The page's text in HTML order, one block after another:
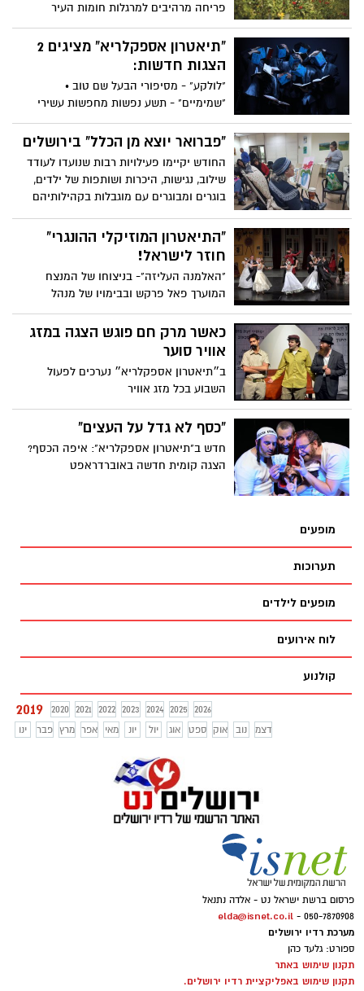
פריחה מרהיבים למרגלות חומות העיר
העתיקה ‏בעמק המלך שליד עיר דוד- ללא
עלות
"תיאטרון אספקלריא" מציגים 2
הצגות חדשות:
"לולקע" - מסיפורי הבעל שם טוב •
"שמימיים" - תשע נפשות מחפשות עשירי
למניין
"פברואר יוצא מן הכלל" בירושלים
החודש יקיימו פעילויות רבות שנועדו לעודד
שילוב, נגישות, היכרות ושותפות של ילדים,
בוגרים ומבוגרים עם מוגבלות בקהילותיהם
"התיאטרון המוזיקלי ההונגרי"
חוזר לישראל!
"האלמנה העליזה"- בניצוחו של המנצח
המוערך פאל פרקש ובבימויו של מנהל
התיאטרון המוזיקלי ההונגרי בוז'ו ג'וזף (Bozsó
József)/ בליווי התזמורת הסימפונית חיפה
כאשר מרק חם פוגש הצגה במזג
אוויר סוער
ב״תיאטרון אספקלריא״ נערכים לפעול
השבוע בכל מזג אוויר
"כסף לא גדל על העצים"
חדש ב"תיאטרון אספקלריא": איפה הכסף?
הצגה קומית חדשה באוברדראפט
מופעים
תערוכות
מופעים לילדים
לוח אירועים
קולנוע
2019 2020 2021 2022 2023 2024 2025
2026
ינו
פבר מרץ אפר מאי יונ יול אוג ספט אוק נוב דצמ
פרסום ברשת ישראל נט - אלדה נתנאל
050-7870908 -
elda@isnet.co.il
מערכת רדיו ירושלים
ספורט: גלעד כהן
תקנון שימוש באתר
תקנון שימוש באפליקציית רדיו ירושלים.